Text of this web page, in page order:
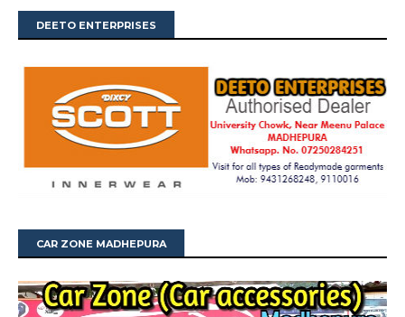
DEETO ENTERPRISES
CAR ZONE MADHEPURA